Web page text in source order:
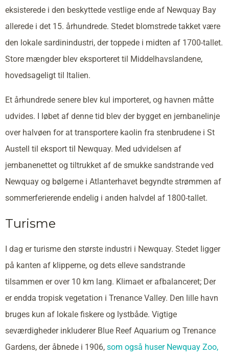
eksisterede i den beskyttede vestlige ende af Newquay Bay
allerede i det 15. århundrede. Stedet blomstrede takket være
den lokale sardinindustri, der toppede i midten af 1700-tallet.
Store mængder blev eksporteret til Middelhavslandene,
hovedsageligt til Italien.
Et århundrede senere blev kul importeret, og havnen måtte
udvides. I løbet af denne tid blev der bygget en jernbanelinje
over halvøen for at transportere kaolin fra stenbrudene i St
Austell til eksport til Newquay. Med udvidelsen af
jernbanenettet og tiltrukket af de smukke sandstrande ved
Newquay og bølgerne i Atlanterhavet begyndte strømmen af
sommerferierende endelig i anden halvdel af 1800-tallet.
Turisme
I dag er turisme den største industri i Newquay. Stedet ligger
på kanten af klipperne, og dets elleve sandstrande
tilsammen er over 10 km lang. Klimaet er afbalanceret; Der
er endda tropisk vegetation i Trenance Valley. Den lille havn
bruges kun af lokale fiskere og lystbåde. Vigtige
seværdigheder inkluderer Blue Reef Aquarium og Trenance
Gardens, der åbnede i 1906, som også huser Newquay Zoo,